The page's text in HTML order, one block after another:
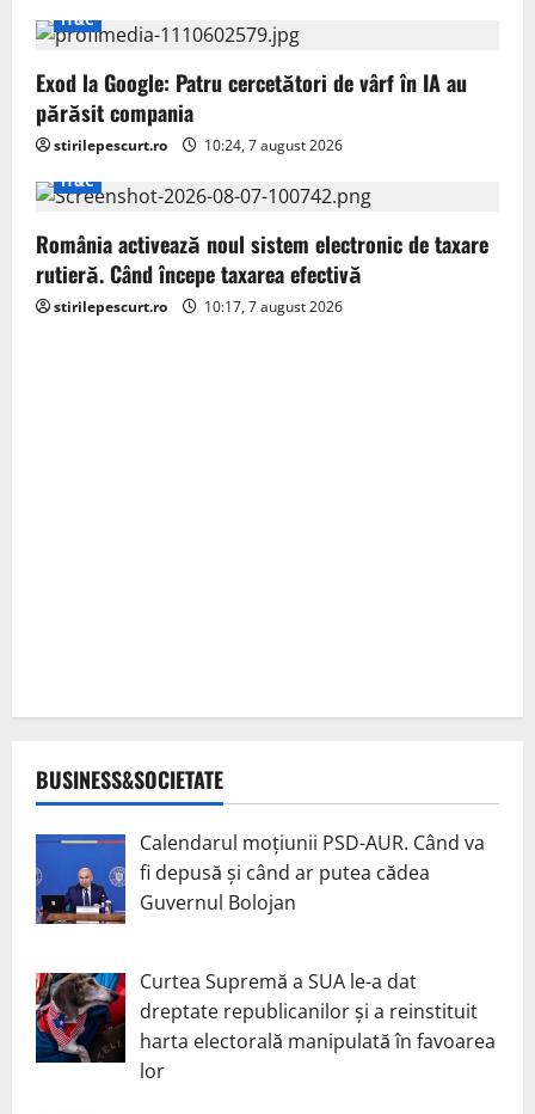
t
i
o
n
IT&C
Exod la Google: Patru cercetători de vârf în IA au
părăsit compania
stirilepescurt.ro
10:24, 7 august 2026
IT&C
România activează noul sistem electronic de taxare
rutieră. Când începe taxarea efectivă
stirilepescurt.ro 10:17, 7 august 2026
BUSINESS&SOCIETATE
Calendarul moțiunii PSD-AUR. Când va
fi depusă și când ar putea cădea
Guvernul Bolojan
Curtea Supremă a SUA le-a dat
dreptate republicanilor și a reinstituit
harta electorală manipulată în favoarea
lor